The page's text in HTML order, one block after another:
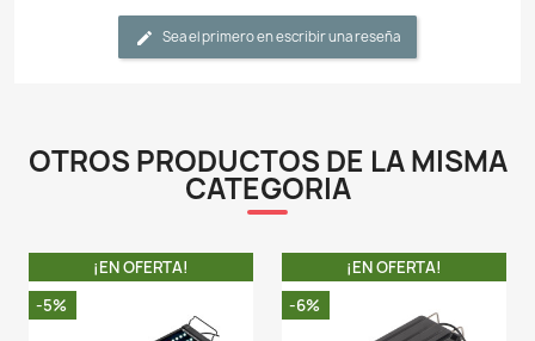
mejor apreciación de las plantas acuáticas sin
restaurando los colores naturales más precisos
plantas acuáticas. Adecuado para peces de
brindan una manera fácil de adaptarse
adaptarse a la mayoría de los acuarios sin marco y
- La carcasa de aleación de aluminio ayuda a
cubiertos con dosel de vidrio o acrílico.
IMPORTANTE: